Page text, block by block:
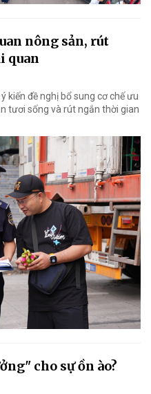
nông sản, rút
quan
kiến đề nghị bổ sung cơ chế ưu
tươi sống và rút ngắn thời gian
cho sự ồn ào?